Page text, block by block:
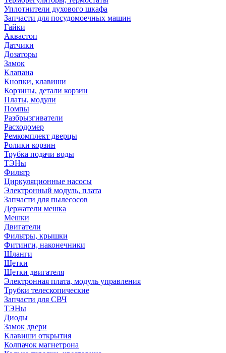
Уплотнители духового шкафа
Запчасти для посудомоечных машин
Гайки
Аквастоп
Датчики
Дозаторы
Замок
Клапана
Кнопки, клавиши
Корзины, детали корзин
Платы, модули
Помпы
Разбрызгиватели
Расходомер
Ремкомплект дверцы
Ролики корзин
Трубка подачи воды
ТЭНы
Фильтр
Циркуляционные насосы
Электронный модуль, плата
Запчасти для пылесосов
Держатели мешка
Мешки
Двигатели
Фильтры, крышки
Фитинги, наконечники
Шланги
Щетки
Щетки двигателя
Электронная плата, модуль управления
Трубки телескопические
Запчасти для СВЧ
ТЭНы
Диоды
Замок двери
Клавиши открытия
Колпачок магнетрона